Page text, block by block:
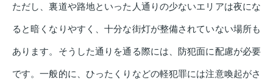
ただし、裏道や路地といった人通りの少ないエリアは夜にな
ると暗くなりやすく、十分な街灯が整備されていない場所も
あります。そうした通りを通る際には、防犯面に配慮が必要
です。一般的に、ひったくりなどの軽犯罪には注意喚起がさ